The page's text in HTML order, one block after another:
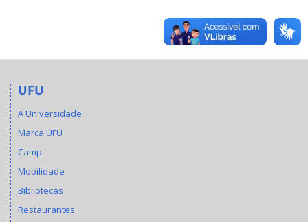
UFU
A Universidade
Marca UFU
Campi
Mobilidade
Bibliotecas
Restaurantes